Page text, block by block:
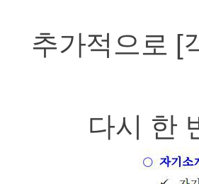
추가적으로 [
다시 한